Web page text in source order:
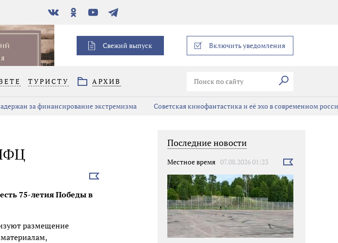
В
контакте
Одноклассники
YouTubeТелеграм
Свежий выпуск Включить уведомления
ТУРИСТУ АРХИВ Искать
за финансирование экстремизма Советская кинофантастика и её эхо в современном
Выбрать
75-летия Победы в
размещение
Последние новости
Местное время 07.08.2026 01:23
Выбрать